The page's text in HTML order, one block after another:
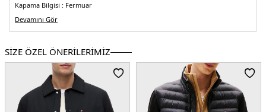
Kapama Bilgisi : Fermuar
Kol Bilgisi :Uzun Kol
Cep Bilgisi :Cepli
Kalıp Bilgisi :Regular Fit
Detay :
- Modelimiz 1.86 cm boyunda olup M beden giymektedir
- Polyester iç astar
- Lastikli çıtçıtlı manşetler
Devamını Gör
SİZE ÖZEL ÖNERİLERİMİZ